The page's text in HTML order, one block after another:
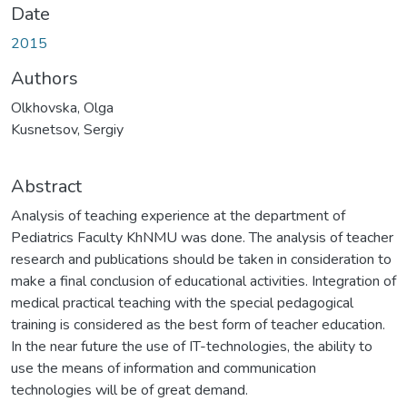
Date
2015
Authors
Olkhovska, Olga
Kusnetsov, Sergiy
Abstract
Analysis of teaching experience at the department of
Pediatrics Faculty KhNMU was done. The analysis of teacher
research and publications should be taken in consideration to
make a final conclusion of educational activities. Integration of
medical practical teaching with the special pedagogical
training is considered as the best form of teacher education.
In the near future the use of IT-technologies, the ability to
use the means of information and communication
technologies will be of great demand.